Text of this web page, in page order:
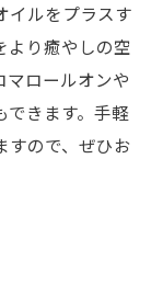
イルをプラスす
より癒やしの空
マロールオンや
できます。手軽
すので、ぜひお